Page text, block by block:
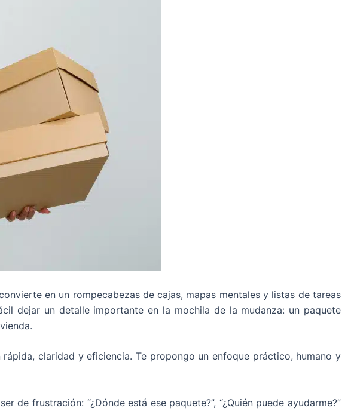
en un rompecabezas de cajas, mapas mentales y listas de tareas
dejar un detalle importante en la mochila de la mudanza: un paquete
claridad y eficiencia. Te propongo un enfoque práctico, humano y
frustración: “¿Dónde está ese paquete?”, “¿Quién puede ayudarme?”